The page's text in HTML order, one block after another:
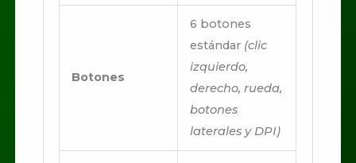
Botones
6 botones
estándar (clic
izquierdo,
derecho, rueda,
botones
laterales y DPI)